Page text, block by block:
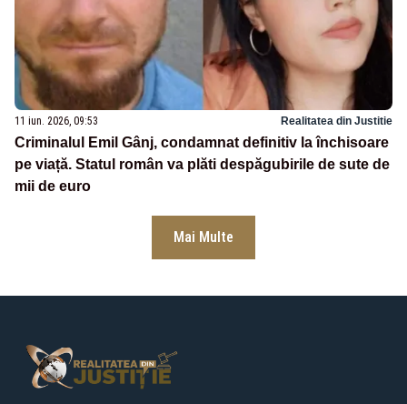
11 iun. 2026, 09:53 Realitatea din Justitie
Criminalul Emil Gânj, condamnat definitiv la închisoare
pe viață. Statul român va plăti despăgubirile de sute de
mii de euro
Mai Multe